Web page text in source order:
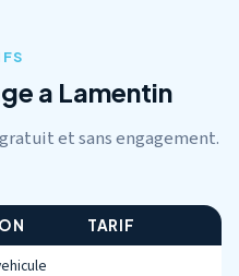
a Lamentin
et sans engagement.
TARIF